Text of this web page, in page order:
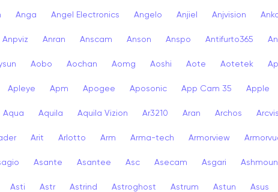
Anga Angel Electronics Angelo Anjiel Anjvision
Anpviz Anran Anscam Anson Anspo Antifurto365
Aobo Aochan Aomg Aoshi Aote Aotetek
Apleye Apm Apogee Aposonic App Cam 35 Apple
Aqua Aquila Aquila Vizion Ar3210 Aran Archos
Arit Arlotto Arm Arma-tech Armorview
Asante Asantee Asc Asecam Asgari
Asti Astr Astrind Astroghost Astrum Astun Asus